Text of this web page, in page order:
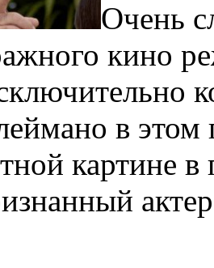
Очень
кино
в этом
картине в